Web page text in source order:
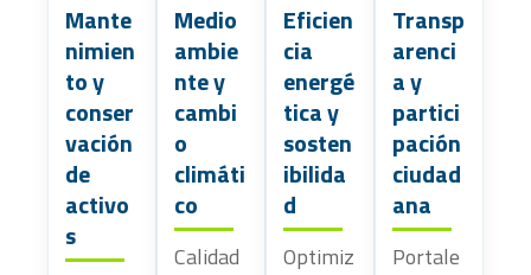
Mante
nimien
to y
conser
vación
de
activo
s
Medio
ambie
nte y
cambi
o
climáti
co
Calidad
Eficien
cia
energé
tica y
sosten
ibilida
d
Optimiz
Transp
arenci
a y
partici
pación
ciudad
ana
Portale